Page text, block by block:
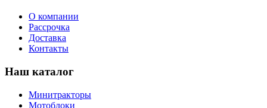
О компании
Рассрочка
Доставка
Контакты
Наш каталог
Минитракторы
Мотоблоки